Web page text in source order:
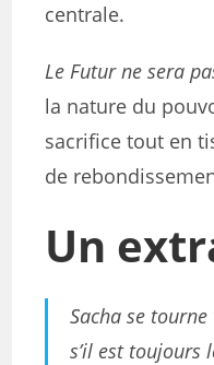
centrale.
Le Futur ne sera
la nature du
sacrifice tout en
de
Un
Sacha se
s’il est toujours